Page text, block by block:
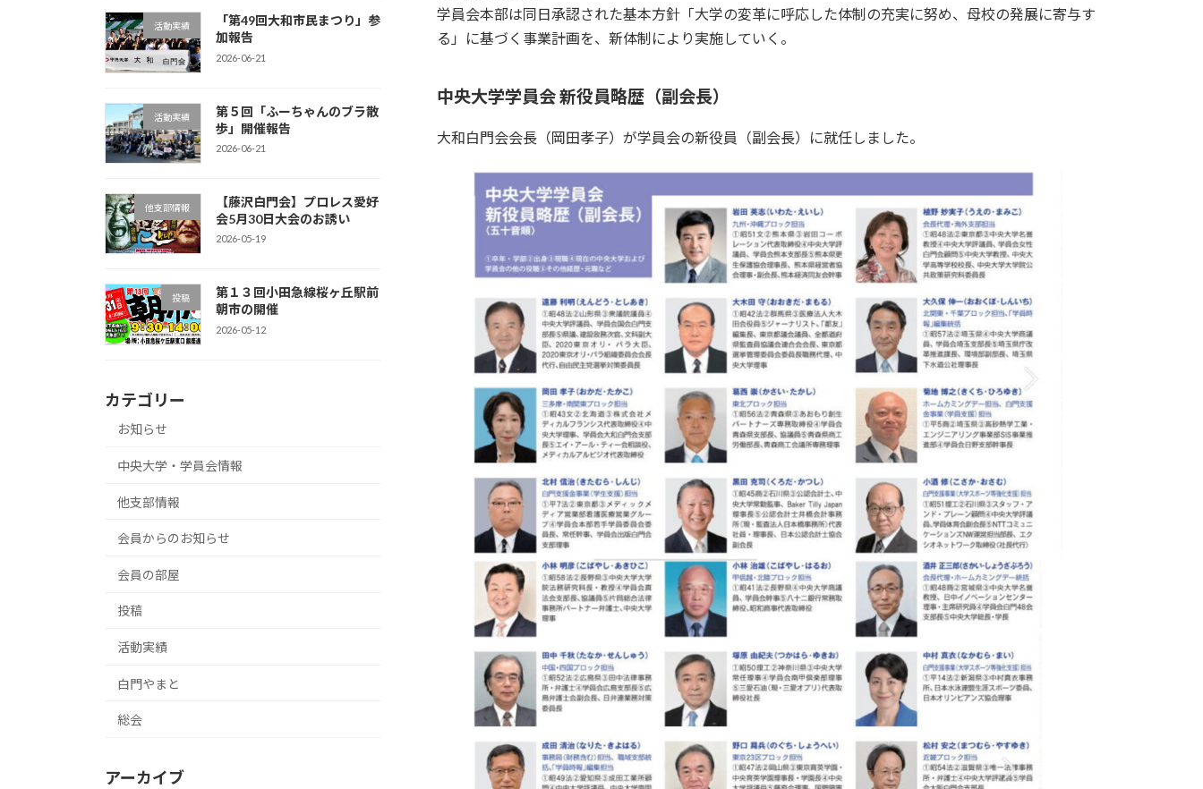
学員会本部は同日承認された基本方針「大学の変革に呼応した体制の充実に努め、母校の発展に寄与す
る」に基づく事業計画を、新体制により実施していく。
中央大学学員会 新役員略歴（副会長）
大和白門会会長（岡田孝子）が学員会の新役員（副会長）に就任しました。
活動実績
「第49回大和市民まつり」参
加報告
2026-06-21
活動実績
第５回「ふーちゃんのブラ散
歩」開催報告
2026-06-21
他支部情報
【藤沢白門会】プロレス愛好
会5月30日大会のお誘い
2026-05-19
投稿
第１３回小田急線桜ヶ丘駅前
朝市の開催
2026-05-12
カテゴリー
お知らせ
中央大学・学員会情報
他支部情報
会員からのお知らせ
会員の部屋
投稿
活動実績
白門やまと
総会
アーカイブ